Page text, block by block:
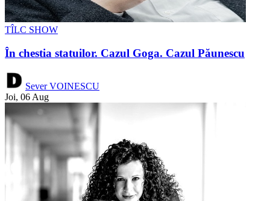
TÎLC SHOW
În chestia statuilor. Cazul Goga. Cazul Păunescu
Sever VOINESCU
Joi, 06 Aug